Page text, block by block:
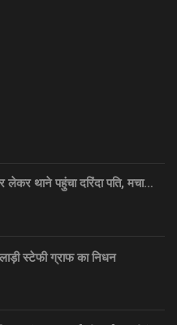
लेकर थाने पहुंचा दरिंदा पति, मचा…
स्टेफी ग्राफ का निधन